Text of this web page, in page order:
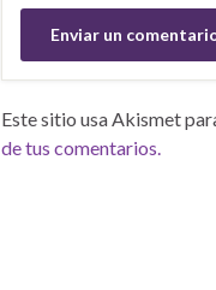
Este sitio usa Akismet
de tus comentarios.